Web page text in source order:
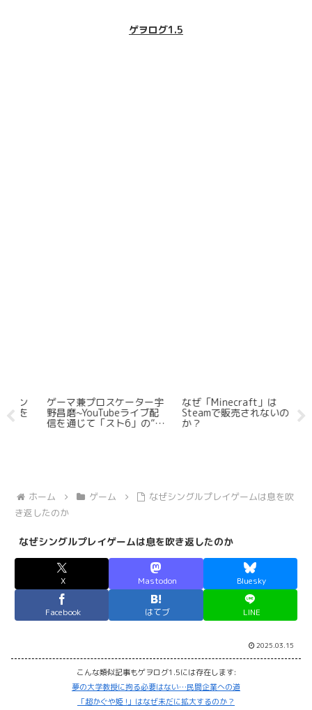
ゲヲログ1.5
ゲーマ兼プロスケーター宇
野昌磨~YouTubeライブ配
信を通じて「スト6」の”興
なぜ「Minecraft」は
Steamで販売されないの
か？
ー
で
ホーム ゲーム
なぜシングルプレイゲームは息を吹
き返したのか
なぜシングルプレイゲームは息を吹き返したのか
X Mastodon Bluesky
Facebook はてブ LINE
2025.03.15
こんな類似記事もゲヲログ1.5には存在します:
夢の大学教授に拘る必要はない…民間企業への道
「超かぐや姫 !」はなぜ未だに拡大するのか？